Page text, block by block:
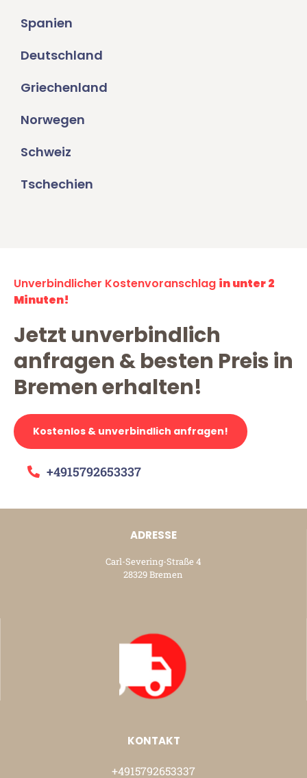
Spanien
Deutschland
Griechenland
Norwegen
Schweiz
Tschechien
Unverbindlicher Kostenvoranschlag in unter 2
Minuten!
Jetzt unverbindlich
anfragen & besten Preis in
Bremen erhalten!
Kostenlos & unverbindlich anfragen!
+4915792653337
ADRESSE
Carl-Severing-Straße 4
28329 Bremen
KONTAKT
+4915792653337